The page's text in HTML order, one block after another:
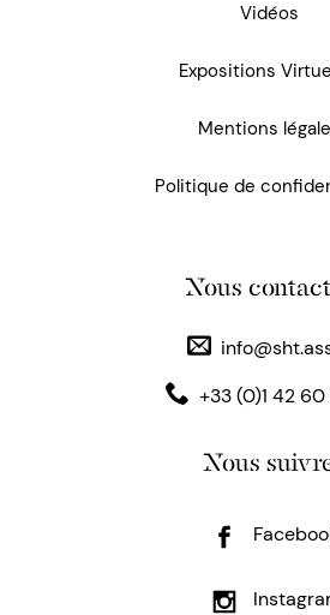
Vidéos
Expositions
Mentions
Politique de
Nous
+33 (0)1 42
Nous